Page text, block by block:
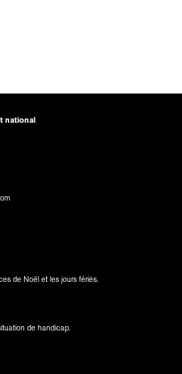
national
de Noël et les jours fériés.
de handicap.